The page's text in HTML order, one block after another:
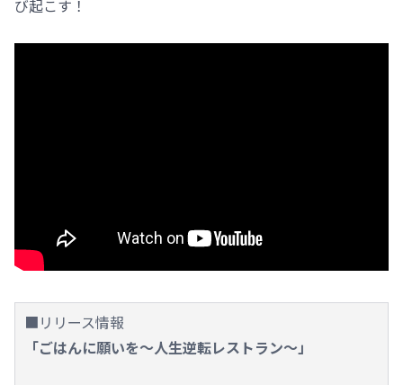
び起こす！
■リリース情報
「ごはんに願いを～人生逆転レストラン～」